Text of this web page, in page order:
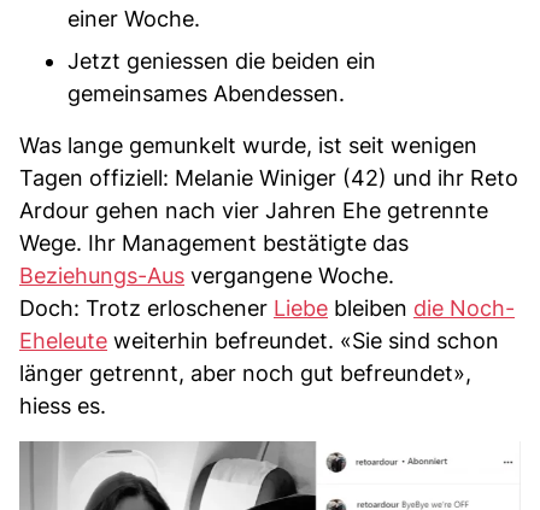
einer Woche.
Jetzt geniessen die beiden ein
gemeinsames Abendessen.
Was lange gemunkelt wurde, ist seit wenigen
Tagen offiziell: Melanie Winiger (42) und ihr Reto
Ardour gehen nach vier Jahren Ehe getrennte
Wege. Ihr Management bestätigte das
Beziehungs-Aus vergangene Woche.
Doch: Trotz erloschener Liebe bleiben die Noch-
Eheleute weiterhin befreundet. «Sie sind schon
länger getrennt, aber noch gut befreundet»,
hiess es.